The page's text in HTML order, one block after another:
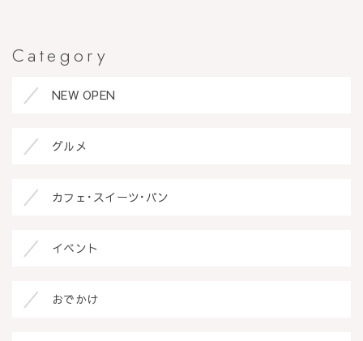
Category
NEW OPEN
グルメ
カフェ･スイーツ･パン
イベント
おでかけ